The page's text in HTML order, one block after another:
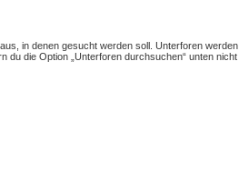
in denen gesucht werden soll. Unterforen werden
du die Option „Unterforen durchsuchen“ unten nicht